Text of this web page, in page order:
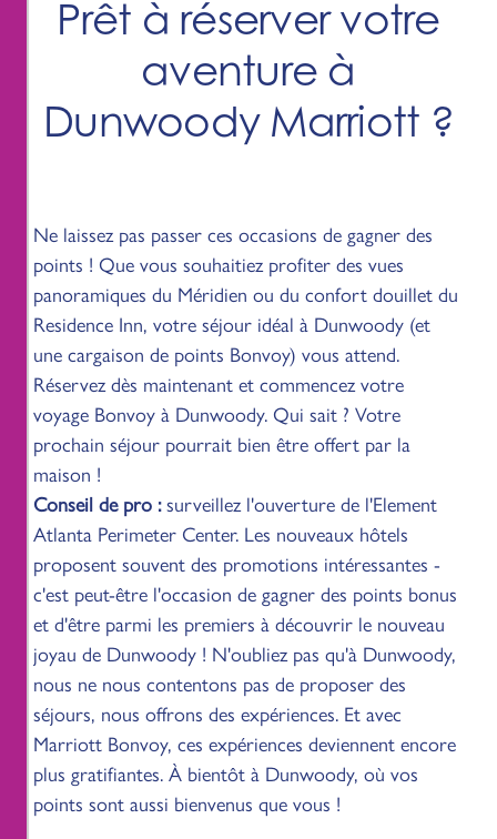
Prêt à réserver votre
aventure à
Dunwoody Marriott ?
Ne laissez pas passer ces occasions de gagner des
points ! Que vous souhaitiez profiter des vues
panoramiques du Méridien ou du confort douillet du
Residence Inn, votre séjour idéal à Dunwoody (et
une cargaison de points Bonvoy) vous attend.
Réservez dès maintenant et commencez votre
voyage Bonvoy à Dunwoody. Qui sait ? Votre
prochain séjour pourrait bien être offert par la
maison !
Conseil de pro :surveillez l'ouverture de l'Element
Atlanta Perimeter Center. Les nouveaux hôtels
proposent souvent des promotions intéressantes -
c'est peut-être l'occasion de gagner des points bonus
et d'être parmi les premiers à découvrir le nouveau
joyau de Dunwoody ! N'oubliez pas qu'à Dunwoody,
nous ne nous contentons pas de proposer des
séjours, nous offrons des expériences. Et avec
Marriott Bonvoy, ces expériences deviennent encore
plus gratifiantes. À bientôt à Dunwoody, où vos
points sont aussi bienvenus que vous !